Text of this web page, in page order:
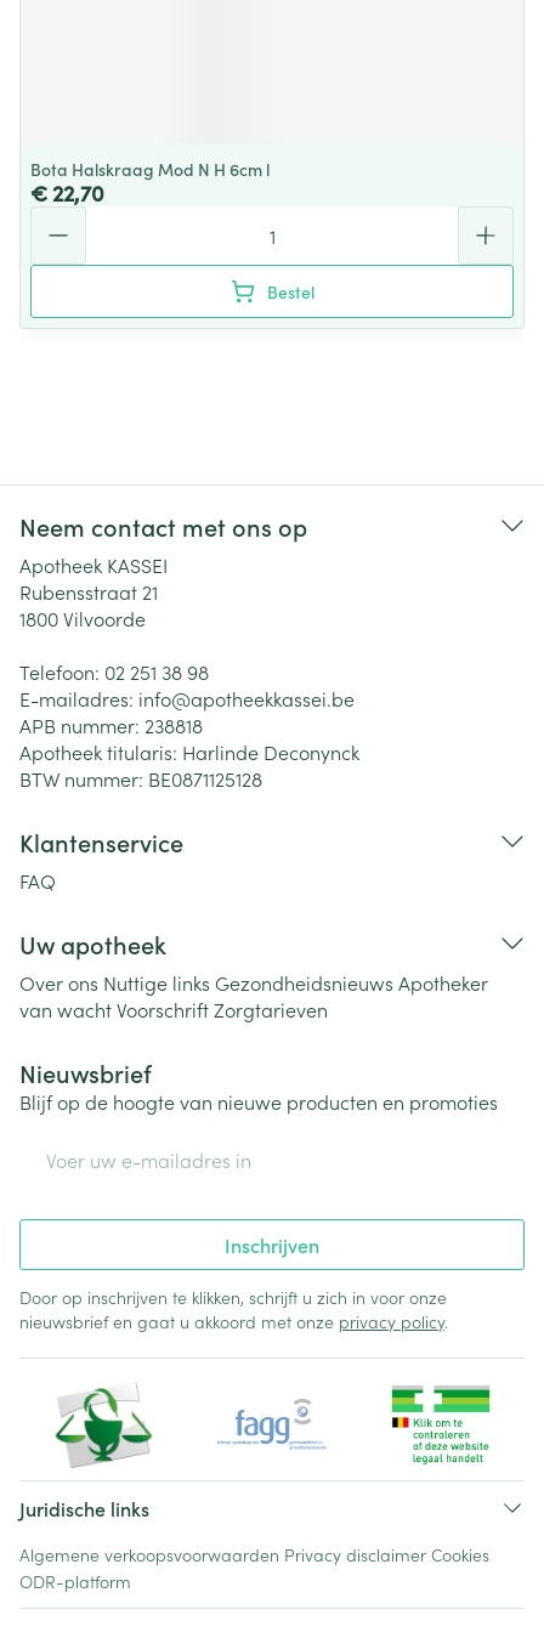
Bota Halskraag Mod N H 6cm l
€ 22,70
Bestel
Neem contact met ons op
Apotheek KASSEI
Rubensstraat 21
1800Vilvoorde
Telefoon: 02 251 38 98
E-mailadres: info@apotheekkassei.be
APB nummer: 238818
Apotheek titularis: Harlinde Deconynck
BTW nummer: BE0871125128
Klantenservice
FAQ
Uw apotheek
Over ons Nuttige links Gezondheidsnieuws Apotheker
van wachtVoorschriftZorgtarieven
Nieuwsbrief
Blijf op de hoogte van nieuwe producten en promoties
Inschrijven
Door op inschrijven te klikken, schrijft u zich in voor onze
nieuwsbrief en gaat u akkoord met onze privacy policy.
Juridische links
Algemene verkoopsvoorwaarden Privacy disclaimer Cookies
ODR-platform